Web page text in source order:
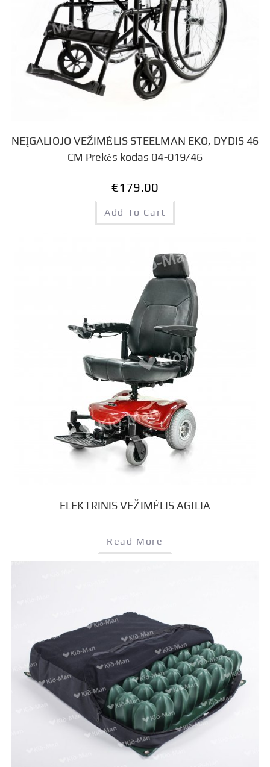
NEĮGALIOJO VEŽIMĖLIS STEELMAN EKO, DYDIS 46
CM Prekės kodas 04-019/46
€179.00
Add To Cart
ELEKTRINIS VEŽIMĖLIS AGILIA
Read More